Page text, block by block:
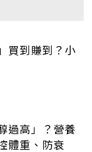
買到賺到？小
過高」？營養
體重、防衰